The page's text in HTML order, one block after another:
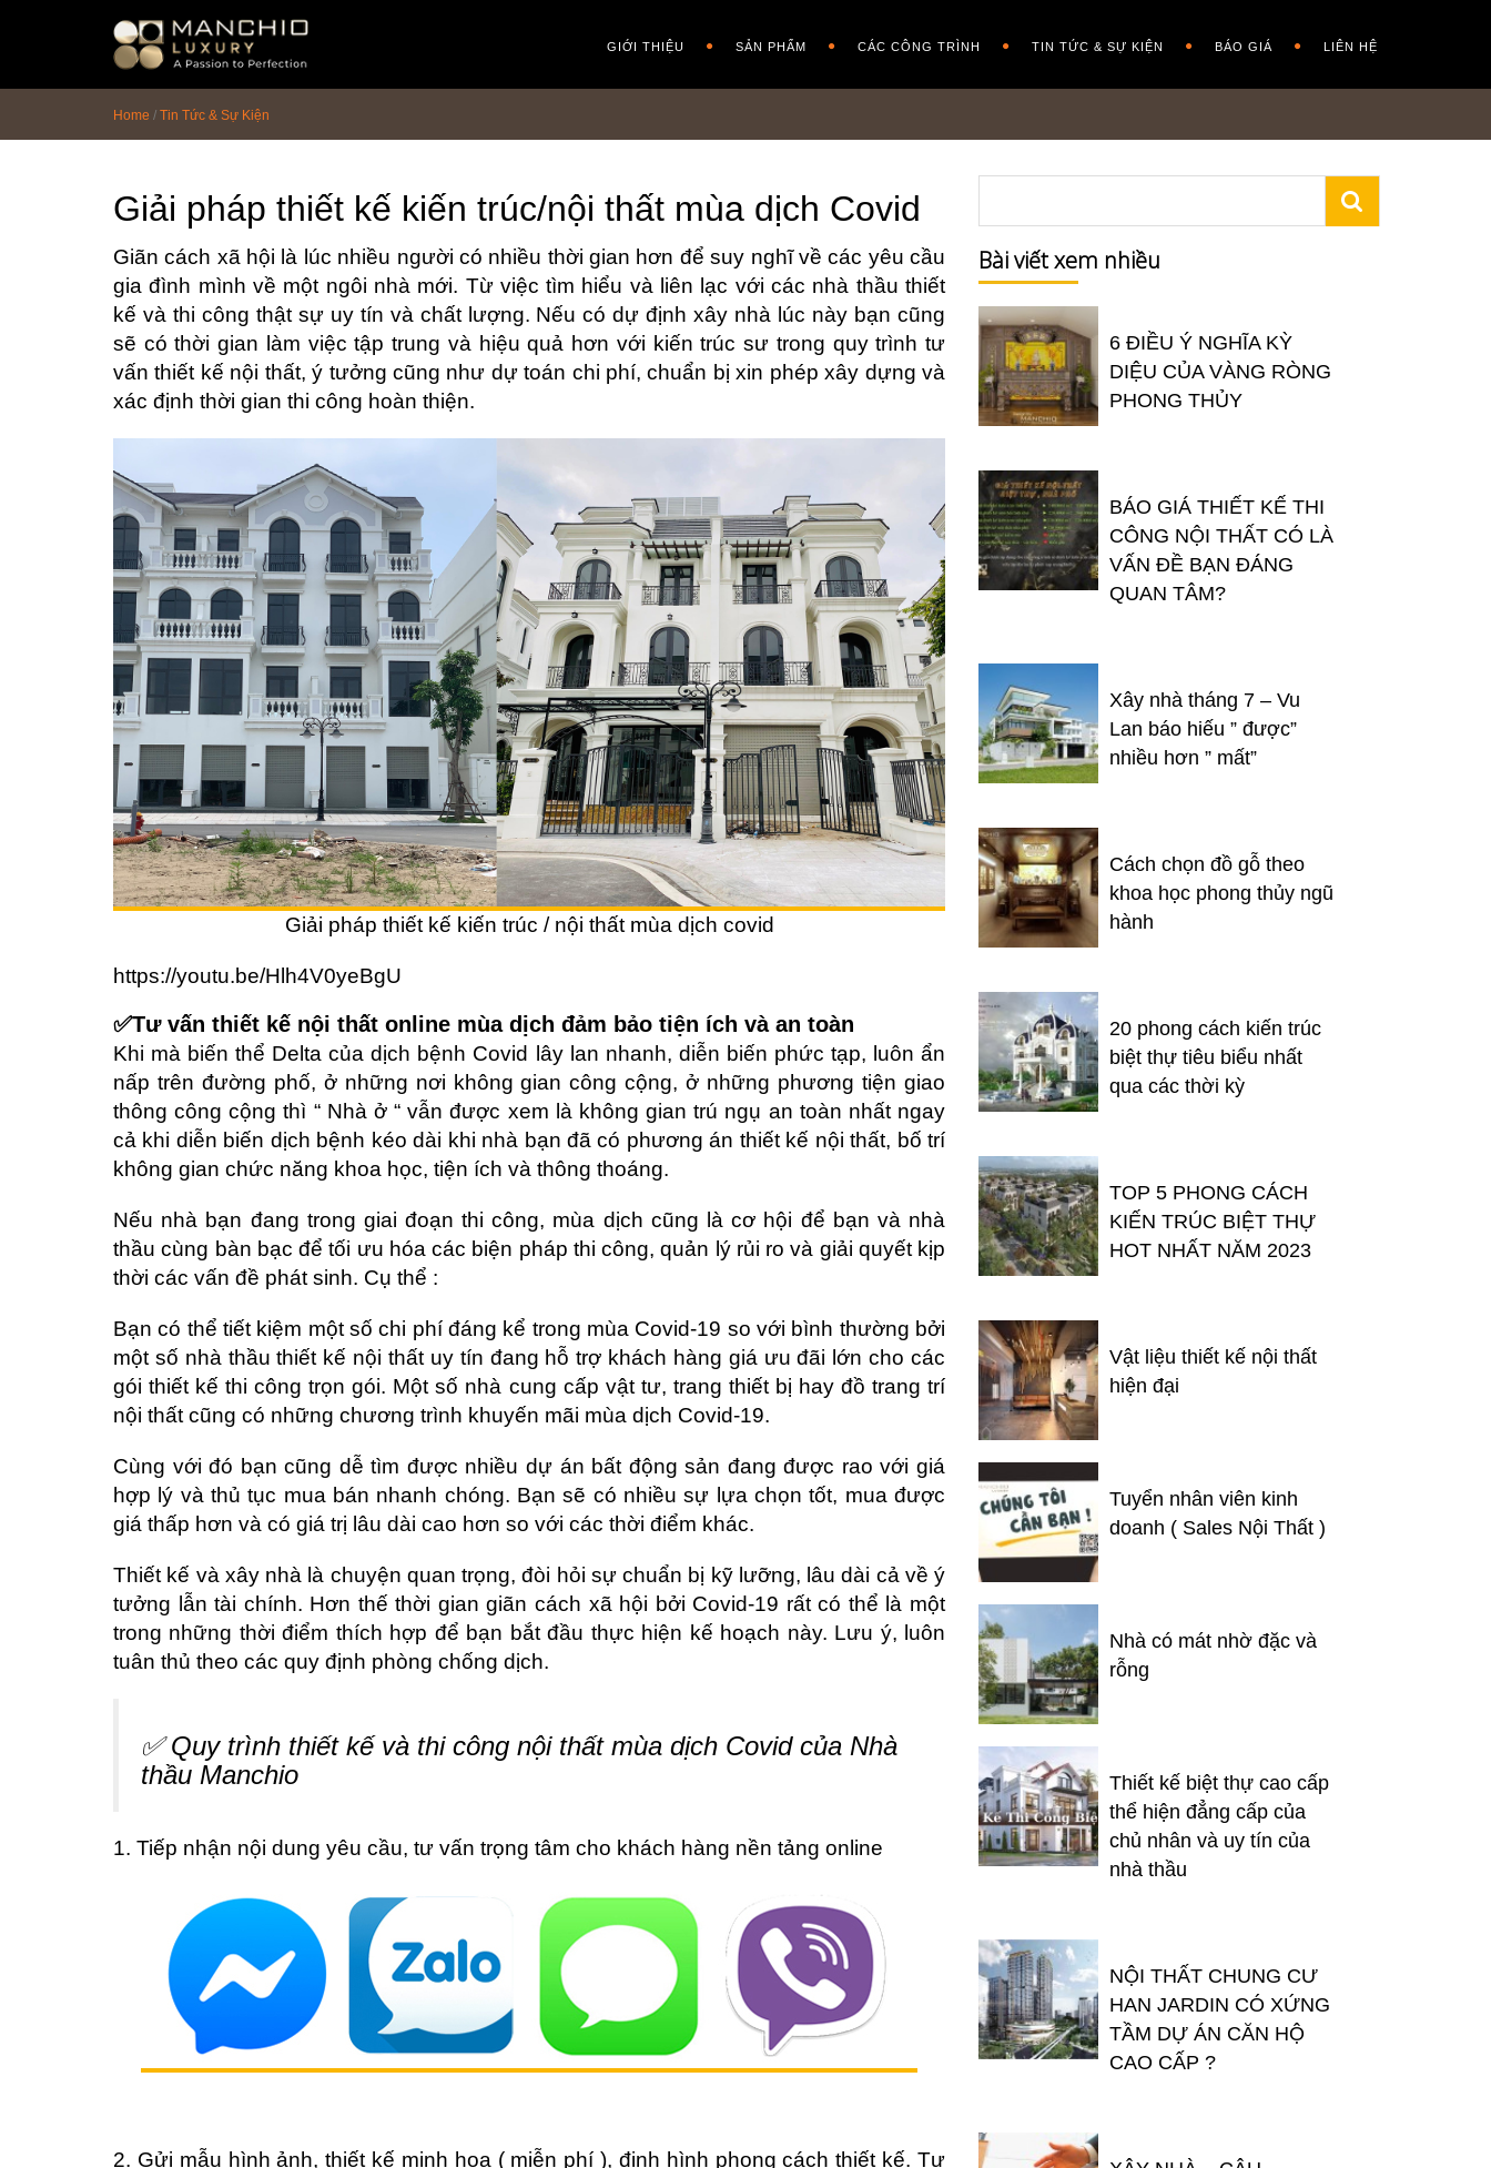
GIỚI THIỆU SẢN PHẨM CÁC CÔNG TRÌNH TIN TỨC & SỰ KIỆN BÁO GIÁ LIÊN HỆ
Home / Tin Tức & Sự Kiện
Giải pháp thiết kế kiến trúc/nội thất mùa dịch Covid
Giãn cách xã hội là lúc nhiều người có nhiều thời gian hơn để suy nghĩ về các yêu cầu
gia đình mình về một ngôi nhà mới. Từ việc tìm hiểu và liên lạc với các nhà thầu thiết
kế và thi công thật sự uy tín và chất lượng. Nếu có dự định xây nhà lúc này bạn cũng
sẽ có thời gian làm việc tập trung và hiệu quả hơn với kiến trúc sư trong quy trình tư
vấn thiết kế nội thất, ý tưởng cũng như dự toán chi phí, chuẩn bị xin phép xây dựng và
xác định thời gian thi công hoàn thiện.
Giải pháp thiết kế kiến trúc / nội thất mùa dịch covid
https://youtu.be/Hlh4V0yeBgU
✅Tư vấn thiết kế nội thất online mùa dịch đảm bảo tiện ích và an toàn
Khi mà biến thể Delta của dịch bệnh Covid lây lan nhanh, diễn biến phức tạp, luôn ẩn
nấp trên đường phố, ở những nơi không gian công cộng, ở những phương tiện giao
thông công cộng thì “ Nhà ở “ vẫn được xem là không gian trú ngụ an toàn nhất ngay
cả khi diễn biến dịch bệnh kéo dài khi nhà bạn đã có phương án thiết kế nội thất, bố trí
không gian chức năng khoa học, tiện ích và thông thoáng.
Nếu nhà bạn đang trong giai đoạn thi công, mùa dịch cũng là cơ hội để bạn và nhà
thầu cùng bàn bạc để tối ưu hóa các biện pháp thi công, quản lý rủi ro và giải quyết kịp
thời các vấn đề phát sinh. Cụ thể :
Bạn có thể tiết kiệm một số chi phí đáng kể trong mùa Covid-19 so với bình thường bởi
một số nhà thầu thiết kế nội thất uy tín đang hỗ trợ khách hàng giá ưu đãi lớn cho các
gói thiết kế thi công trọn gói. Một số nhà cung cấp vật tư, trang thiết bị hay đồ trang trí
nội thất cũng có những chương trình khuyến mãi mùa dịch Covid-19.
Cùng với đó bạn cũng dễ tìm được nhiều dự án bất động sản đang được rao với giá
hợp lý và thủ tục mua bán nhanh chóng. Bạn sẽ có nhiều sự lựa chọn tốt, mua được
giá thấp hơn và có giá trị lâu dài cao hơn so với các thời điểm khác.
Thiết kế và xây nhà là chuyện quan trọng, đòi hỏi sự chuẩn bị kỹ lưỡng, lâu dài cả về ý
tưởng lẫn tài chính. Hơn thế thời gian giãn cách xã hội bởi Covid-19 rất có thể là một
trong những thời điểm thích hợp để bạn bắt đầu thực hiện kế hoạch này. Lưu ý, luôn
tuân thủ theo các quy định phòng chống dịch.
✅ Quy trình thiết kế và thi công nội thất mùa dịch Covid của Nhà
thầu Manchio
1. Tiếp nhận nội dung yêu cầu, tư vấn trọng tâm cho khách hàng nền tảng online
2. Gửi mẫu hình ảnh, thiết kế minh họa ( miễn phí ), định hình phong cách thiết kế. Tư
Bài viết xem nhiều
6 ĐIỀU Ý NGHĨA KỲ
DIỆU CỦA VÀNG RÒNG
PHONG THỦY
BÁO GIÁ THIẾT KẾ THI
CÔNG NỘI THẤT CÓ LÀ
VẤN ĐỀ BẠN ĐÁNG
QUAN TÂM?
Xây nhà tháng 7 – Vu
Lan báo hiếu ” được”
nhiều hơn ” mất”
Cách chọn đồ gỗ theo
khoa học phong thủy ngũ
hành
20 phong cách kiến trúc
biệt thự tiêu biểu nhất
qua các thời kỳ
TOP 5 PHONG CÁCH
KIẾN TRÚC BIỆT THỰ
HOT NHẤT NĂM 2023
Vật liệu thiết kế nội thất
hiện đại
Tuyển nhân viên kinh
doanh ( Sales Nội Thất )
Nhà có mát nhờ đặc và
rỗng
Thiết kế biệt thự cao cấp
thể hiện đẳng cấp của
chủ nhân và uy tín của
nhà thầu
NỘI THẤT CHUNG CƯ
HAN JARDIN CÓ XỨNG
TẦM DỰ ÁN CĂN HỘ
CAO CẤP ?